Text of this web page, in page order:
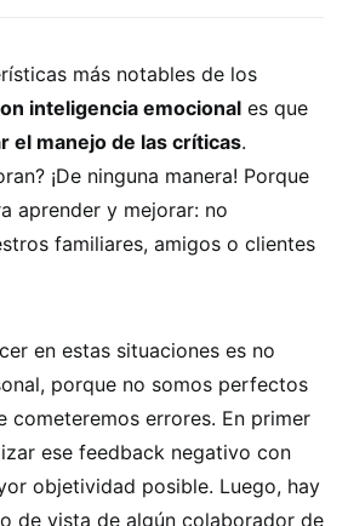
más notables de los
inteligencia emocional es que
el manejo de las críticas.
¡De ninguna manera! Porque
aprender y mejorar: no
familiares, amigos o clientes
en estas situaciones es no
porque no somos perfectos
cometeremos errores. En primer
ese feedback negativo con
objetividad posible. Luego, hay
de vista de algún colaborador de